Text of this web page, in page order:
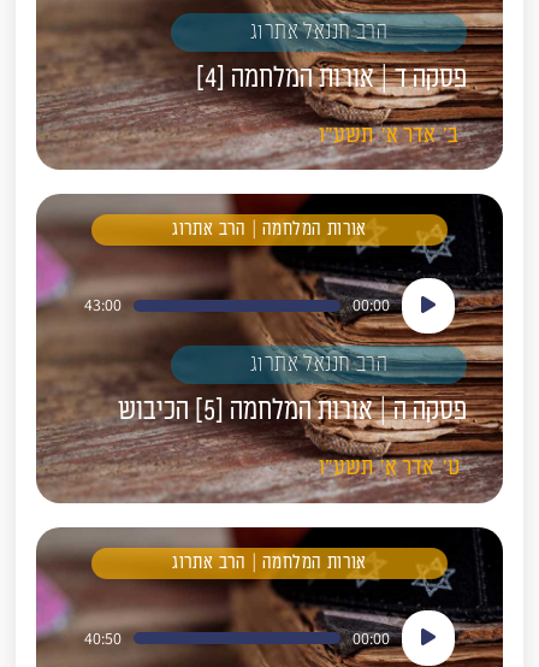
הרב חננאל אתרוג
פסקה ד | אורות המלחמה [4]
ב' אדר א' תשע"ו
אורות המלחמה | הרב אתרוג
נגן
אודיו
00:00
43:00
הרב חננאל אתרוג
פסקה ה | אורות המלחמה [5] הכיבוש
ט' אדר א' תשע"ו
אורות המלחמה | הרב אתרוג
נגן
אודיו
00:00
40:50